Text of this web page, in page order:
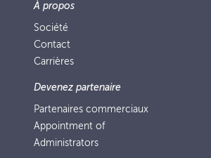
À propos
Société
Contact
Carrières
Devenez partenaire
Partenaires commerciaux
Appointment of
Administrators